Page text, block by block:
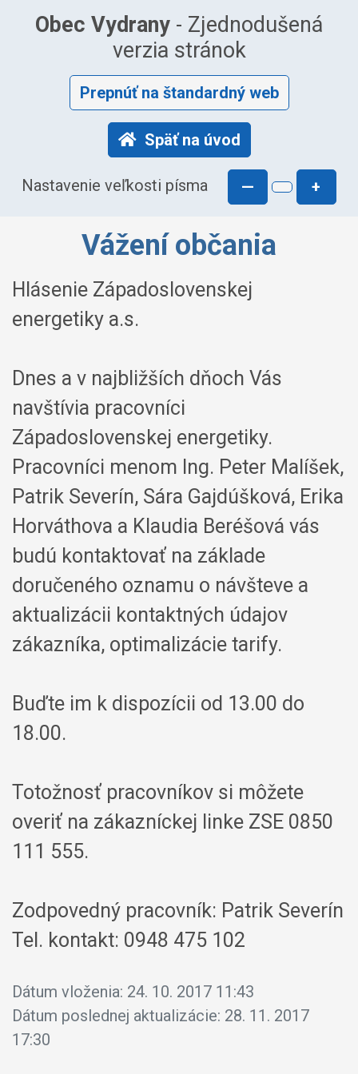
Obec Vydrany - Zjednodušená
verzia stránok
Prepnúť na štandardný web
Späť na úvod
Nastavenie veľkosti písma — +
Vážení občania
Hlásenie Západoslovenskej
energetiky a.s.
Dnes a v najbližších dňoch Vás
navštívia pracovníci
Západoslovenskej energetiky.
Pracovníci menom Ing. Peter Malíšek,
Patrik Severín, Sára Gajdúšková, Erika
Horváthova a Klaudia Beréšová vás
budú kontaktovať na základe
doručeného oznamu o návšteve a
aktualizácii kontaktných údajov
zákazníka, optimalizácie tarify.
Buďte im k dispozícii od 13.00 do
18.00.
Totožnosť pracovníkov si môžete
overiť na zákazníckej linke ZSE 0850
111 555.
Zodpovedný pracovník: Patrik Severín
Tel. kontakt: 0948 475 102
Dátum vloženia: 24. 10. 2017 11:43
Dátum poslednej aktualizácie: 28. 11. 2017
17:30